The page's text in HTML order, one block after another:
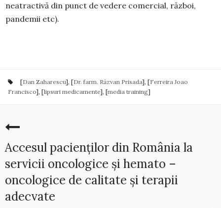
neatractivă din punct de vedere comercial, război,
pandemii etc).
[Dan Zaharescu], [Dr. farm. Răzvan Prisada], [Ferreira Joao
Francisco], [lipsuri medicamente], [media training]
Accesul pacienților din România la
servicii oncologice și hemato –
oncologice de calitate și terapii
adecvate